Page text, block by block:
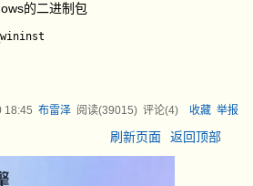
的二进制包
18:45 布雷泽阅读(39015) 评论(4) 收藏 举报
刷新页面 返回顶部